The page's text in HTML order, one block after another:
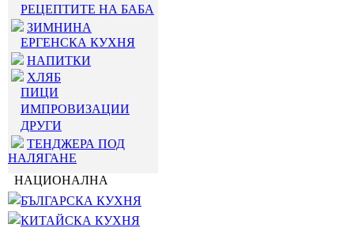
РЕЦЕПТИТЕ НА БАБА
ЗИМНИНА
ЕРГЕНСКА КУХНЯ
НАПИТКИ
ХЛЯБ
ПИЦИ
ИМПРОВИЗАЦИИ
ДРУГИ
ТЕНДЖЕРА ПОД
НАЛЯГАНЕ
НАЦИОНАЛНА
БЪЛГАРСКА КУХНЯ
КИТАЙСКА КУХНЯ